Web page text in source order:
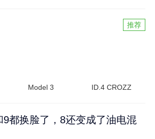
推荐
Model 3 ID.4 CROZZ
9都换脸了，8还变成了油电混